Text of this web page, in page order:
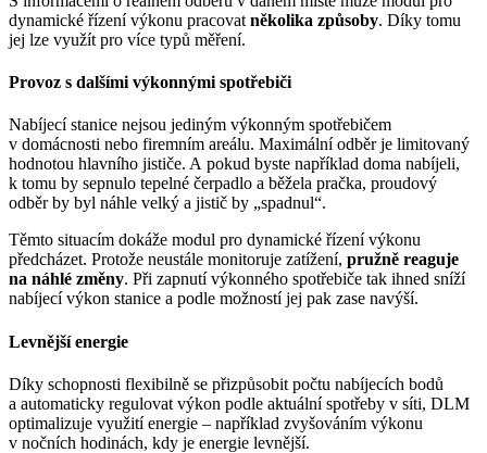
dynamické řízení výkonu pracovat několika způsoby. Díky tomu
jej lze využít pro více typů měření.
Provoz s dalšími výkonnými spotřebiči
Nabíjecí stanice nejsou jediným výkonným spotřebičem
v domácnosti nebo firemním areálu. Maximální odběr je limitovaný
hodnotou hlavního jističe. A pokud byste například doma nabíjeli,
k tomu by sepnulo tepelné čerpadlo a běžela pračka, proudový
odběr by byl náhle velký a jistič by „spadnul“.
Těmto situacím dokáže modul pro dynamické řízení výkonu
předcházet. Protože neustále monitoruje zatížení, pružně reaguje
na náhlé změny. Při zapnutí výkonného spotřebiče tak ihned sníží
nabíjecí výkon stanice a podle možností jej pak zase navýší.
Levnější energie
Díky schopnosti flexibilně se přizpůsobit počtu nabíjecích bodů
a automaticky regulovat výkon podle aktuální spotřeby v síti, DLM
optimalizuje využití energie – například zvyšováním výkonu
v nočních hodinách, kdy je energie levnější.